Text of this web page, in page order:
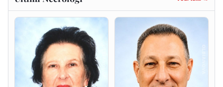
Francesca Anna Pirina
ved. Pileri
6 agosto 2026
Massimo Ricciu
6 agosto 2026